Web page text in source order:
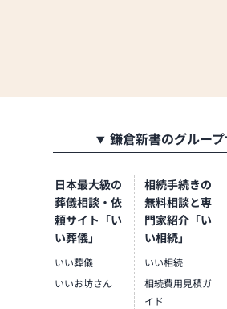
お線香・ローソクをはじめ、進物用線
大特売会開催中！！
致しております。
具、お位牌、仏像、神棚、神徒檀、仏
洗濯対応可
※自社工場あり、最高級金仏壇、輪島
元、最高級唐木仏壇、家具調仏壇多数
【営業時間】9:30～18:30
【定休日】令和6年1月11日より木曜日
除く)とさせて頂きます。
【駐車場】5台分あり
鎌倉新書のグルー
日本最大級の
葬儀相談・依
頼サイト「い
い葬儀」
いい葬儀
いいお坊さん
相続手続きの
無料相談と専
門家紹介「い
い相続」
いい相続
相続費用見積ガ
イド